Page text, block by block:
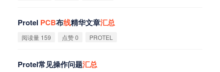
Protel PCB布线精华文章汇总
阅读量 159 点赞 0 PROTEL
Protel常见操作问题汇总